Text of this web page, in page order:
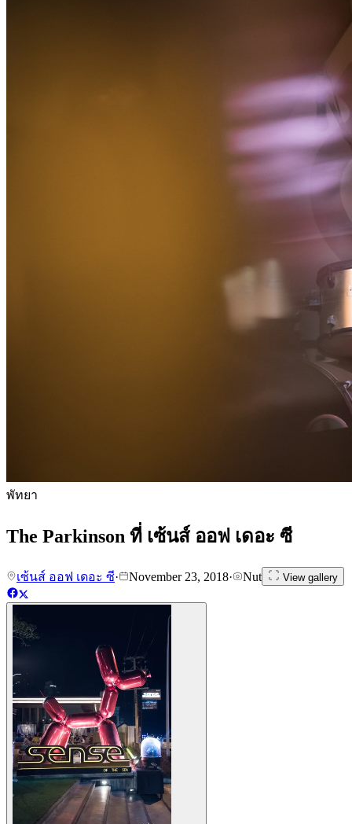
พัทยา
The Parkinson ที่ เซ้นส์ ออฟ เดอะ ซี
เซ้นส์ ออฟ เดอะ ซี· November 23, 2018· Nut View gallery